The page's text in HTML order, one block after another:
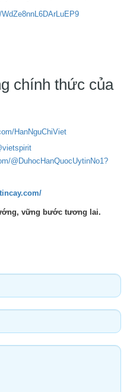
chính thức của
HanNguChiViet
@DuhocHanQuocUytinNo1?
vững bước tương lai.